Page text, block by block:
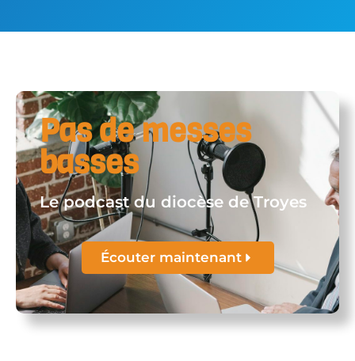
Pas de messes
basses
Le podcast du diocèse de Troyes
Écouter maintenant